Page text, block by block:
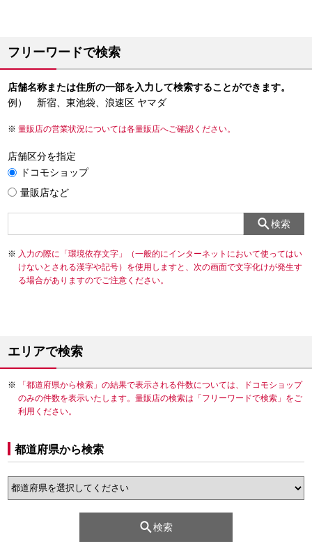
フリーワードで検索
店舗名称または住所の一部を入力して検索することができます。
例） 新宿、東池袋、浪速区 ヤマダ
量販店の営業状況については各量販店へご確認ください。
店舗区分を指定
ドコモショップ
量販店など
検索
入力の際に「環境依存文字」（一般的にインターネットにおいて使ってはい
けないとされる漢字や記号）を使用しますと、次の画面で文字化けが発生す
る場合がありますのでご注意ください。
エリアで検索
「都道府県から検索」の結果で表示される件数については、ドコモショップ
のみの件数を表示いたします。量販店の検索は「フリーワードで検索」をご
利用ください。
都道府県から検索
検索